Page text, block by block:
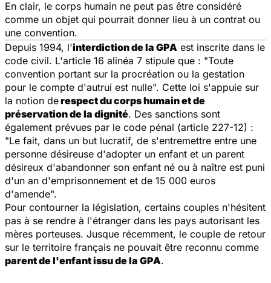
En clair, le corps humain ne peut pas être considéré
comme un objet qui pourrait donner lieu à un contrat ou
une convention.
Depuis 1994, l'interdiction de la GPA est inscrite dans le
code civil. L'article 16 alinéa 7 stipule que : "Toute
convention portant sur la procréation ou la gestation
pour le compte d'autrui est nulle". Cette loi s'appuie sur
la notion derespect du corps humain et de
préservation de la dignité. Des sanctions sont
également prévues par le code pénal (article 227-12) :
"Le fait, dans un but lucratif, de s'entremettre entre une
personne désireuse d'adopter un enfant et un parent
désireux d'abandonner son enfant né ou à naître est puni
d'un an d'emprisonnement et de 15 000 euros
d'amende".
Pour contourner la législation, certains couples n'hésitent
pas à se rendre à l'étranger dans les pays autorisant les
mères porteuses. Jusque récemment, le couple de retour
sur le territoire français ne pouvait être reconnu comme
parent de l'enfant issu de la GPA.